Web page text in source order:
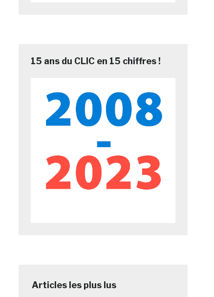
15 ans du CLIC en 15 chiffres !